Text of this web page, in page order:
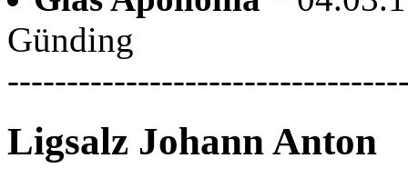
Günding
Ligsalz Johann Anton